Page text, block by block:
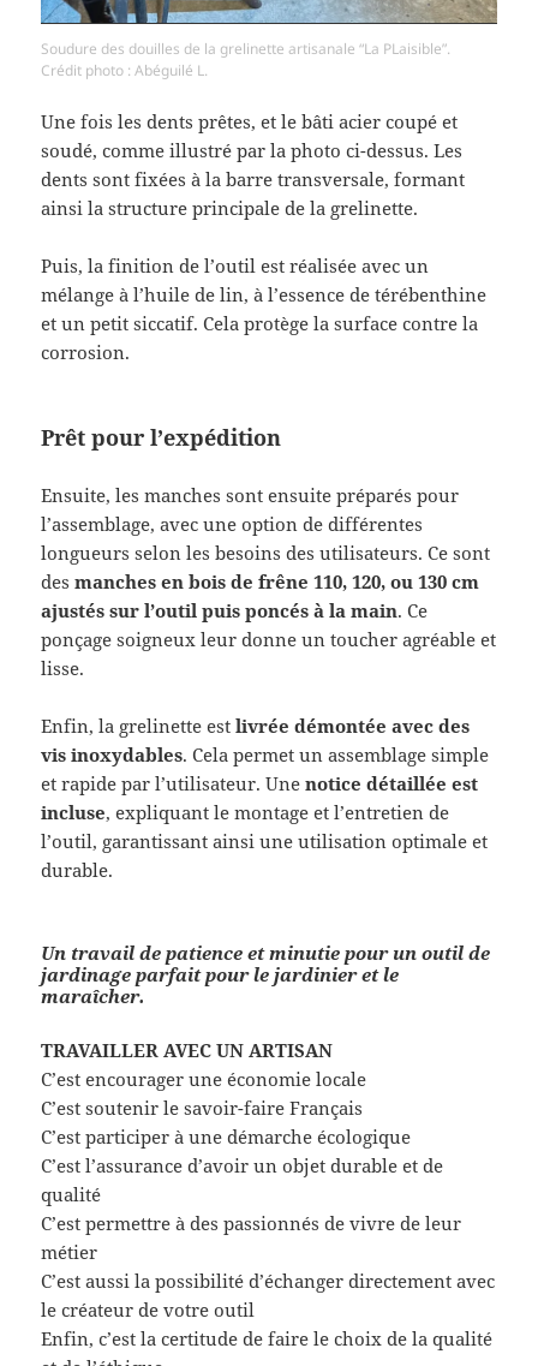
Soudure des douilles de la grelinette artisanale “La PLaisible”.
Crédit photo : Abéguilé L.
Une fois les dents prêtes, et le bâti acier coupé et
soudé, comme illustré par la photo ci-dessus. Les
dents sont fixées à la barre transversale, formant
ainsi la structure principale de la grelinette.
Puis, la finition de l’outil est réalisée avec un
mélange à l’huile de lin, à l’essence de térébenthine
et un petit siccatif. Cela protège la surface contre la
corrosion.
Prêt pour l’expédition
Ensuite, les manches sont ensuite préparés pour
l’assemblage, avec une option de différentes
longueurs selon les besoins des utilisateurs. Ce sont
desmanches en bois de frêne 110, 120, ou 130 cm
ajustés sur l’outil puis poncés à la main. Ce
ponçage soigneux leur donne un toucher agréable et
lisse.
Enfin, la grelinette estlivrée démontée avec des
vis inoxydables. Cela permet un assemblage simple
et rapide par l’utilisateur. Unenotice détaillée est
incluse, expliquant le montage et l’entretien de
l’outil, garantissant ainsi une utilisation optimale et
durable.
Un travail de patience et minutie pour un outil de
jardinage parfait pour le jardinier et le
maraîcher.
TRAVAILLER AVEC UN ARTISAN
C’est encourager une économie locale
C’est soutenir le savoir-faire Français
C’est participer à une démarche écologique
C’est l’assurance d’avoir un objet durable et de
qualité
C’est permettre à des passionnés de vivre de leur
métier
C’est aussi la possibilité d’échanger directement avec
le créateur de votre outil
Enfin, c’est la certitude de faire le choix de la qualité